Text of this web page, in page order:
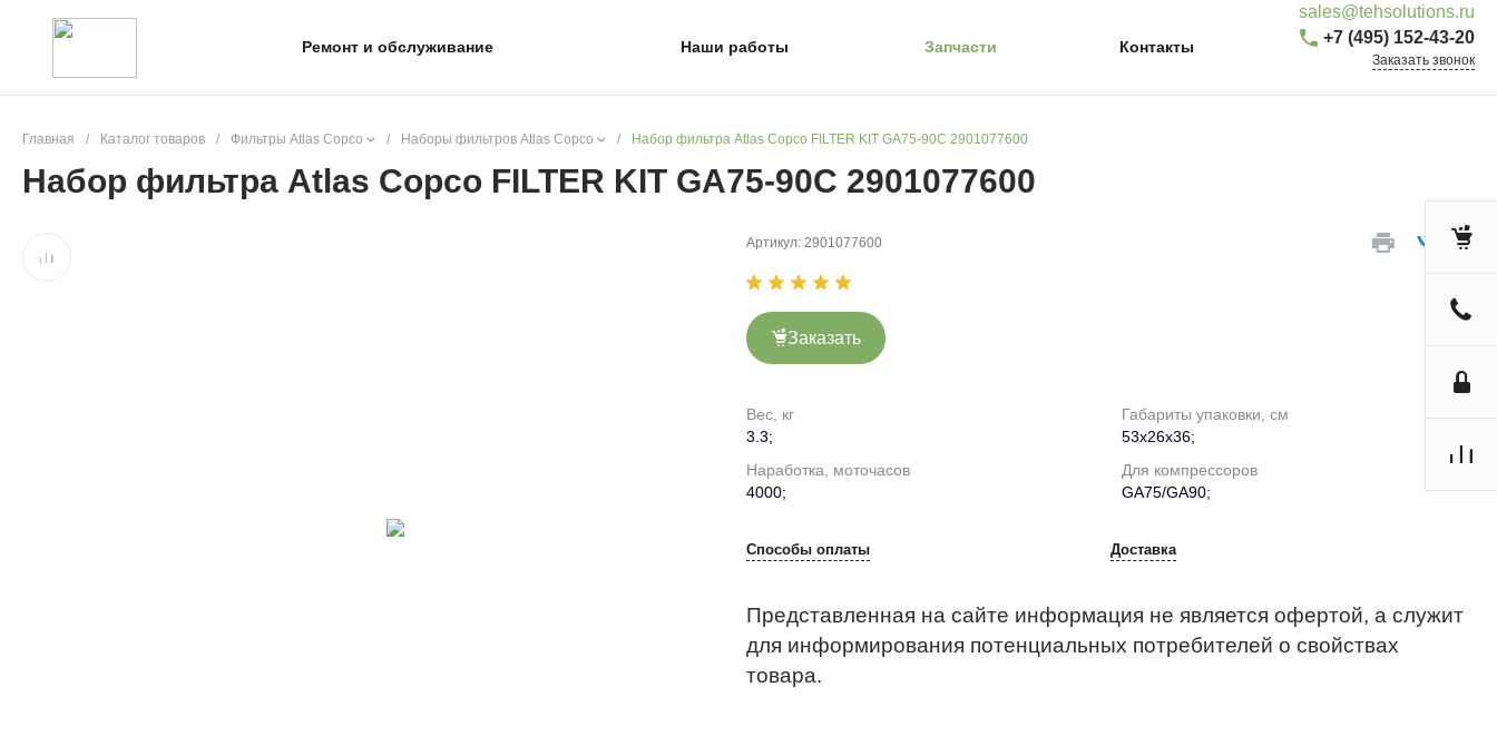
Ремонт и обслуживание Наши работы Запчасти Контакты
sales@tehsolutions.ru
+7 (495) 152-43-20
Заказать звонок
Главная / Каталог товаров / Фильтры Atlas Copco / Наборы фильтров Atlas Copco / Набор фильтра Atlas Copco FILTER KIT GA75-90C 2901077600
Набор фильтра Atlas Copco FILTER KIT GA75-90C 2901077600
Артикул: 2901077600
Заказать
Вес, кг
3.3;
Габариты упаковки, см
53х26х36;
Наработка, моточасов
4000;
Для компрессоров
GA75/GA90;
Способы оплаты Доставка
Представленная на сайте информация не является офертой, а служит
для информирования потенциальных потребителей о свойствах
товара.